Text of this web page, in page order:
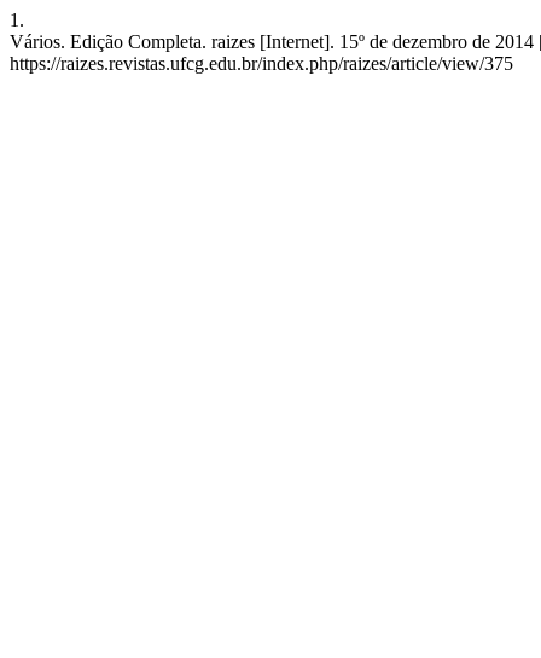
1.
Vários. Edição Completa. raizes [Internet]. 15º de dezembro de
https://raizes.revistas.ufcg.edu.br/index.php/raizes/article/view/375